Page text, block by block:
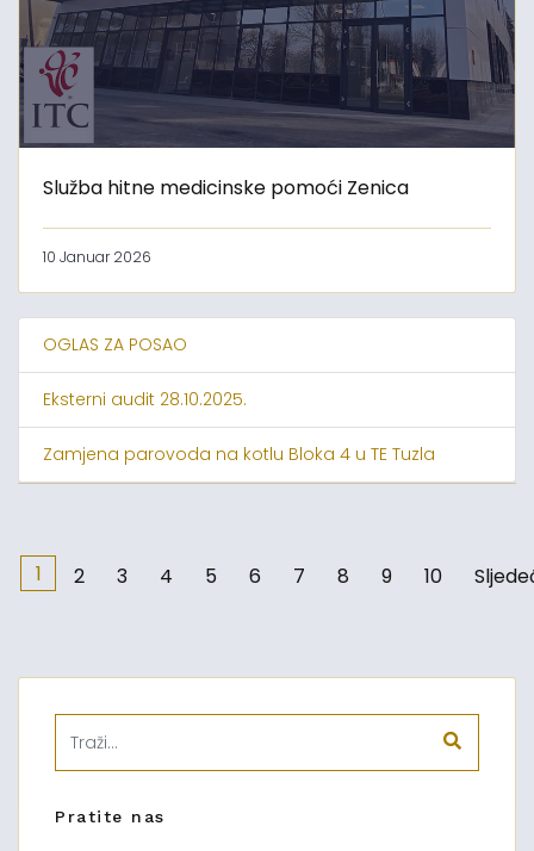
Služba hitne medicinske pomoći Zenica
10 Januar 2026
OGLAS ZA POSAO
Eksterni audit 28.10.2025.
Zamjena parovoda na kotlu Bloka 4 u TE Tuzla
1 2 3 4 5 6 7 8 9 10
Pratite nas